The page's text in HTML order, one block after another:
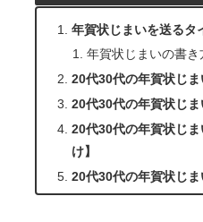
年賀状じまいを送るタ
年賀状じまいの書き
20代30代の年賀状じま
20代30代の年賀状じま
20代30代の年賀状じ
け】
20代30代の年賀状じ